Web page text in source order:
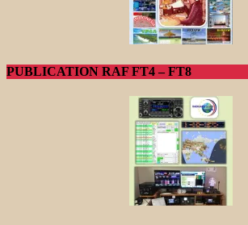
PUBLICATION RAF FT4 – FT8